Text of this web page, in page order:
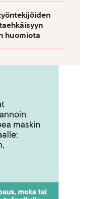
huomiota